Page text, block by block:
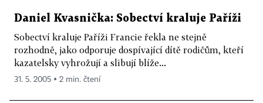
Daniel Kvasnička: Sobectví kraluje Paříži
Sobectví kraluje Paříži Francie řekla ne stejně
rozhodně, jako odporuje dospívající dítě rodičům, kteří
kazatelsky vyhrožují a slibují blíže...
31. 5. 2005 ▪ 2 min. čtení